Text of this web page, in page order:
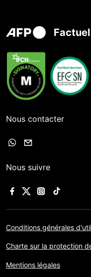
Factuel
Nous contacter
Nous suivre
Conditions générales
Charte sur la protection
Mentions légales